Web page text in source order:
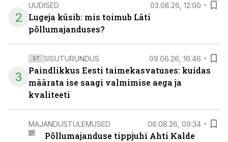
2
UUDISED 03.08.26, 12:00
Lugeja küsib: mis toimub Läti
põllumajanduses?
3
ST SISUTURUNDUS 09.06.26, 16:46
Paindlikkus Eesti taimekasvatuses: kuidas
määrata ise saagi valmimise aega ja
kvaliteeti
MAJANDUSTULEMUSED 06.08.26, 09:34
Põllumajanduse tippjuhi Ahti Kalde